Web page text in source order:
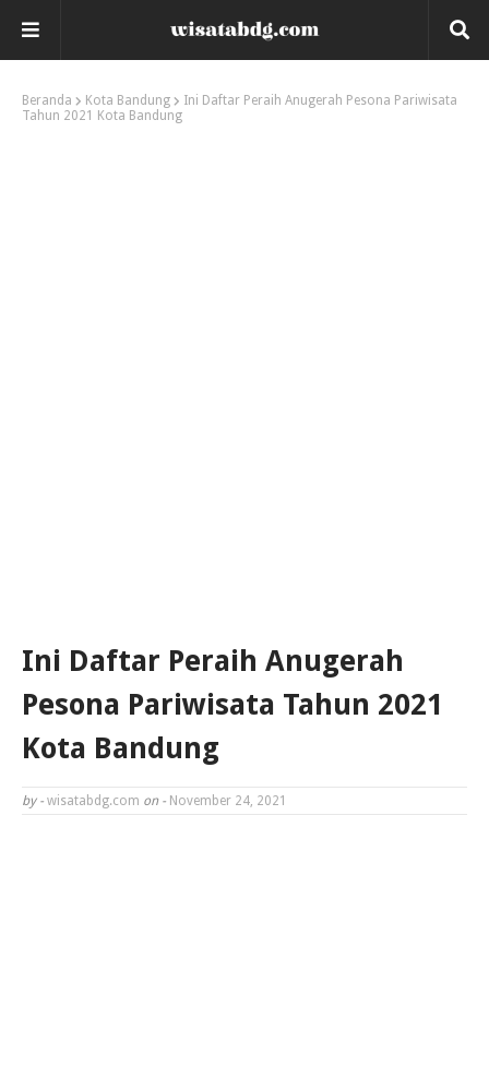
Beranda Kota Bandung
Ini Daftar Peraih Anugerah Pesona Pariwisata
Tahun 2021 Kota Bandung
Ini Daftar Peraih Anugerah
Pesona Pariwisata Tahun 2021
Kota Bandung
by - wisatabdg.com on - November 24, 2021